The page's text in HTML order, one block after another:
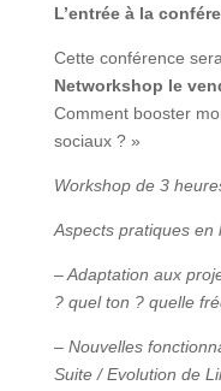
L’entrée à la
Cette conférence
Networkshop le
Comment booster
sociaux ? »
Workshop de 3
Aspects pratiques en
– Adaptation aux
? quel ton ? quelle
– Nouvelles
Suite / Evolution de